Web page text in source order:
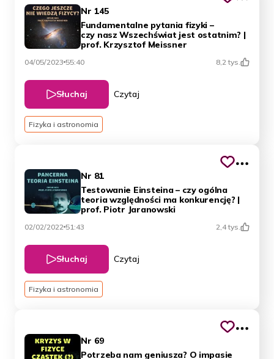
Nr 145
Fundamentalne pytania fizyki –
czy nasz Wszechświat jest ostatnim? |
prof. Krzysztof Meissner
04/05/2023 55:40 8,2 tys.
Słuchaj Czytaj
Fizyka i astronomia
Nr 81
Testowanie Einsteina – czy ogólna
teoria względności ma konkurencję? |
prof. Piotr Jaranowski
02/02/2022 51:43 2,4 tys.
Słuchaj Czytaj
Fizyka i astronomia
Nr 69
Potrzeba nam geniusza? O impasie